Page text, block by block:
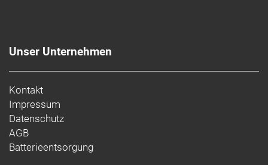
Unser Unternehmen
Kontakt
Impressum
Datenschutz
AGB
Batterieentsorgung